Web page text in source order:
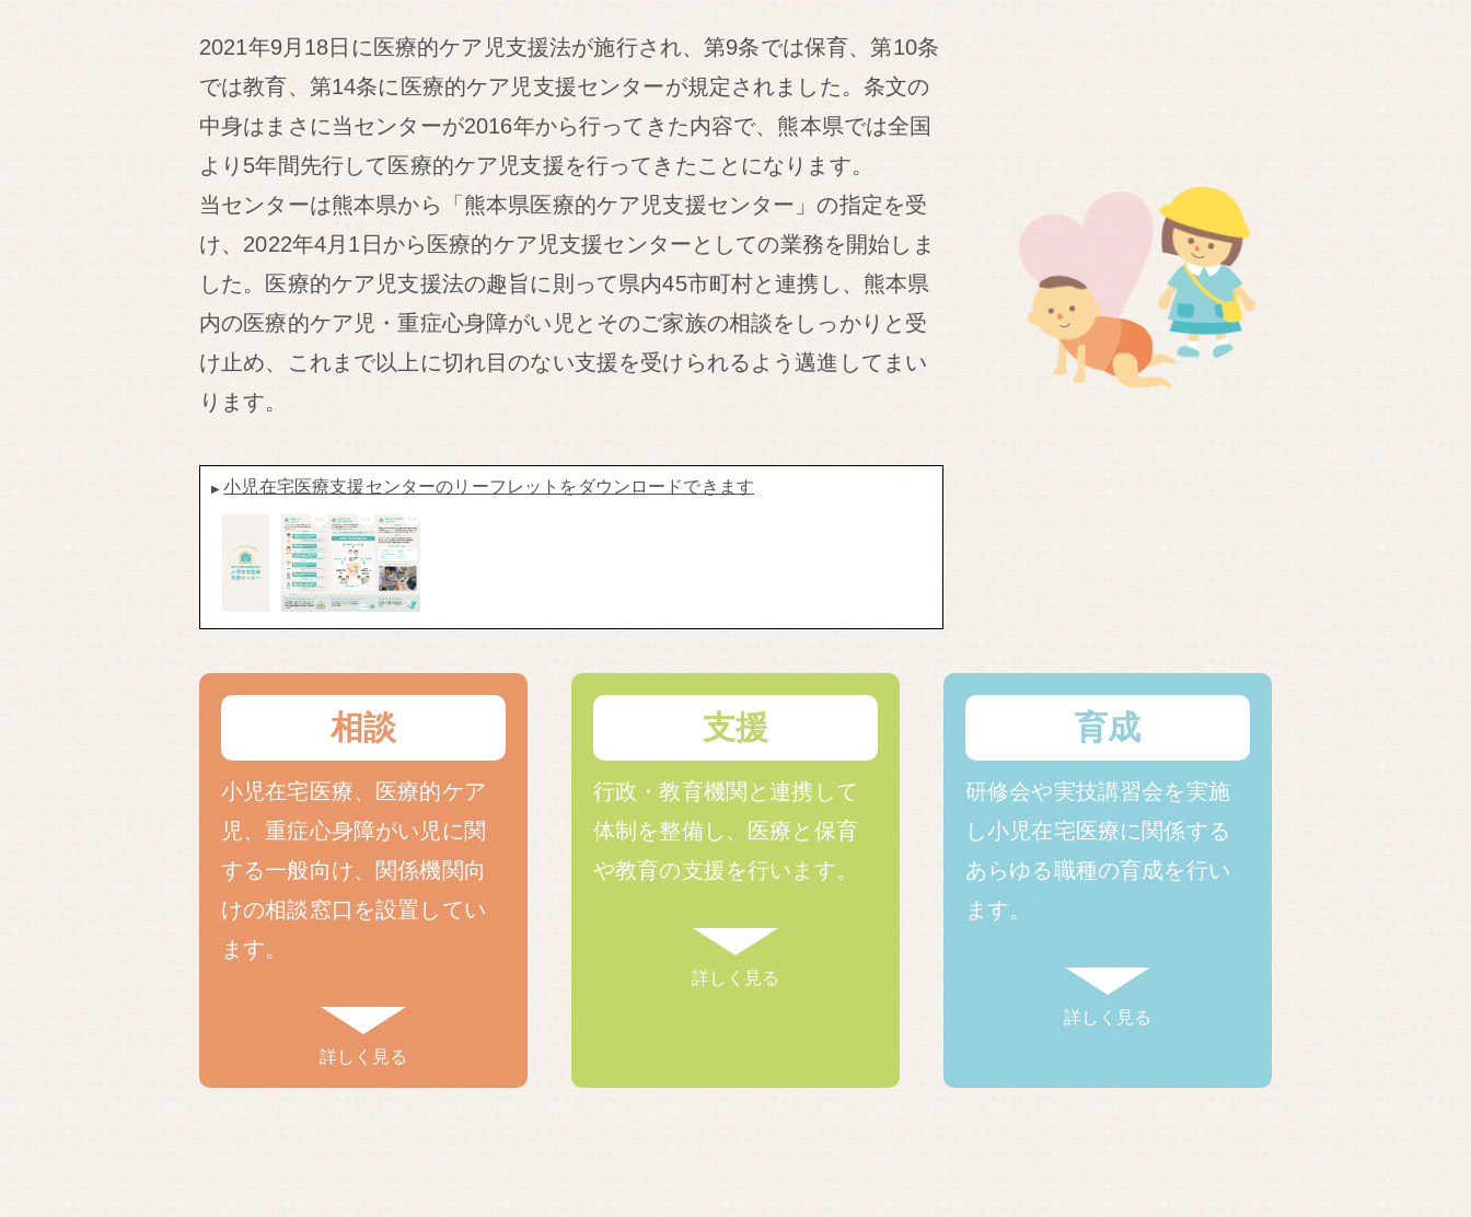
2021年9月18日に医療的ケア児支援法が施行され、第9条では保育、第10条
では教育、第14条に医療的ケア児支援センターが規定されました。条文の
中身はまさに当センターが2016年から行ってきた内容で、熊本県では全国
より5年間先行して医療的ケア児支援を行ってきたことになります。
当センターは熊本県から「熊本県医療的ケア児支援センター」の指定を受
け、2022年4月1日から医療的ケア児支援センターとしての業務を開始しま
した。医療的ケア児支援法の趣旨に則って県内45市町村と連携し、熊本県
内の医療的ケア児・重症心身障がい児とそのご家族の相談をしっかりと受
け止め、これまで以上に切れ目のない支援を受けられるよう邁進してまい
ります。
▶︎小児在宅医療支援センターのリーフレットをダウンロードできます
相談
小児在宅医療、医療的ケア
児、重症心身障がい児に関
する一般向け、関係機関向
けの相談窓口を設置してい
ます。
詳しく見る
支援
行政・教育機関と連携して
体制を整備し、医療と保育
や教育の支援を行います。
詳しく見る
育成
研修会や実技講習会を実施
し小児在宅医療に関係する
あらゆる職種の育成を行い
ます。
詳しく見る